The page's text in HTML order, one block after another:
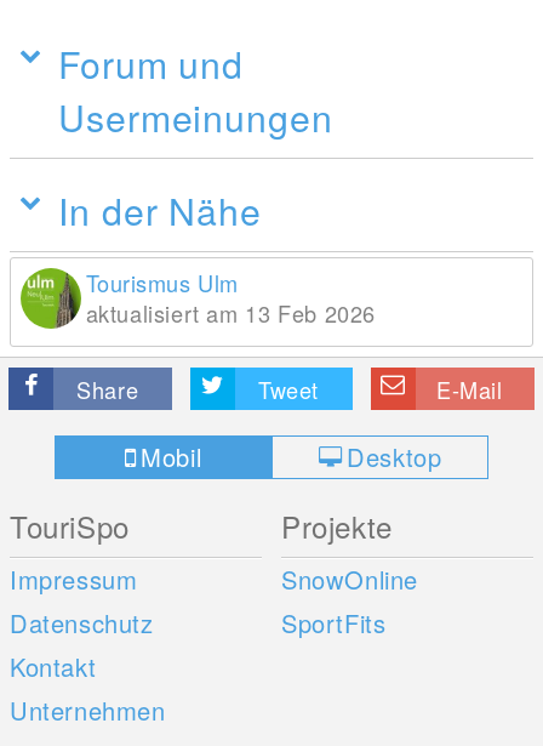
Forum und
Usermeinungen
In der Nähe
Tourismus Ulm
aktualisiert am 13 Feb 2026
Share Tweet E-Mail
Mobil Desktop
TouriSpo
Impressum
Datenschutz
Kontakt
Unternehmen
Projekte
SnowOnline
SportFits